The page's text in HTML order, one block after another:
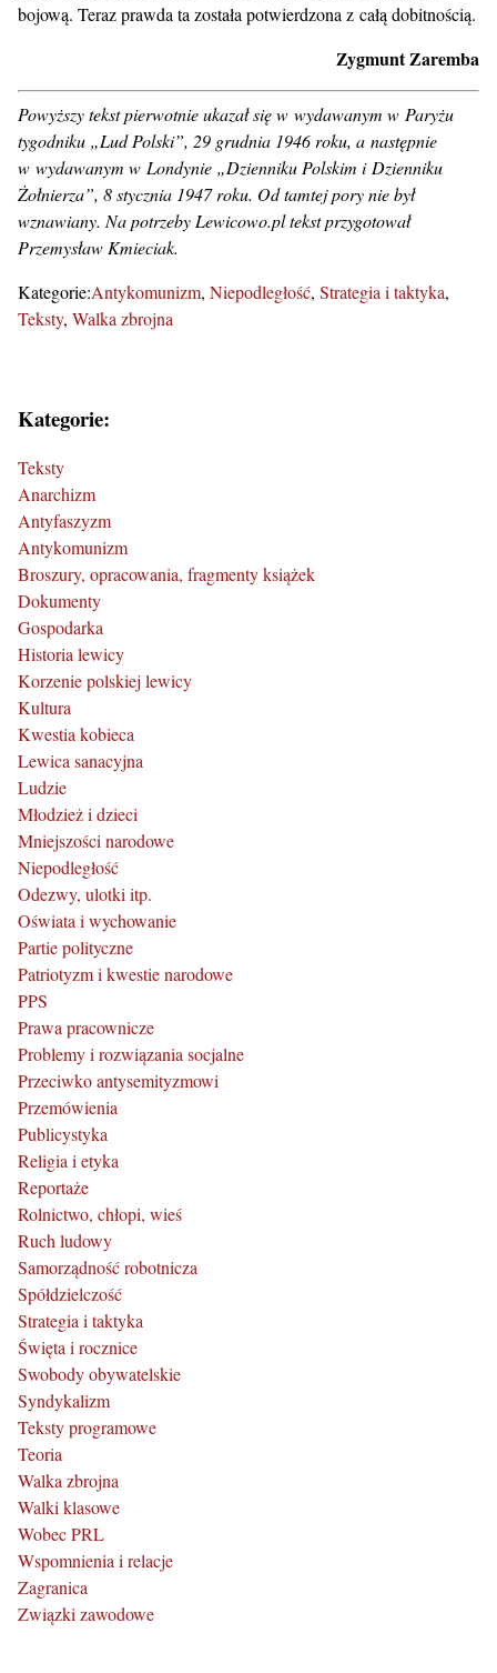
bojową. Teraz prawda ta została potwierdzona z całą dobitnością.
Zygmunt Zaremba
Powyższy tekst pierwotnie ukazał się w wydawanym w Paryżu
tygodniku „Lud Polski”, 29 grudnia 1946 roku, a następnie
w wydawanym w Londynie „Dzienniku Polskim i Dzienniku
Żołnierza”, 8 stycznia 1947 roku. Od tamtej pory nie był
wznawiany. Na potrzeby Lewicowo.pl tekst przygotował
Przemysław Kmieciak.
Kategorie:Antykomunizm Niepodległość Strategia i taktyka
Teksty Walka zbrojna
Kategorie:
Teksty
Anarchizm
Antyfaszyzm
Antykomunizm
Broszury, opracowania, fragmenty książek
Dokumenty
Gospodarka
Historia lewicy
Korzenie polskiej lewicy
Kultura
Kwestia kobieca
Lewica sanacyjna
Ludzie
Młodzież i dzieci
Mniejszości narodowe
Niepodległość
Odezwy, ulotki itp.
Oświata i wychowanie
Partie polityczne
Patriotyzm i kwestie narodowe
PPS
Prawa pracownicze
Problemy i rozwiązania socjalne
Przeciwko antysemityzmowi
Przemówienia
Publicystyka
Religia i etyka
Reportaże
Rolnictwo, chłopi, wieś
Ruch ludowy
Samorządność robotnicza
Spółdzielczość
Strategia i taktyka
Święta i rocznice
Swobody obywatelskie
Syndykalizm
Teksty programowe
Teoria
Walka zbrojna
Walki klasowe
Wobec PRL
Wspomnienia i relacje
Zagranica
Związki zawodowe